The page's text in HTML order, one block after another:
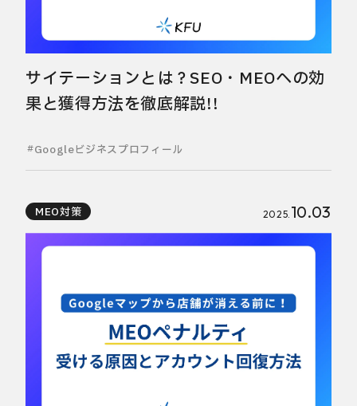
サイテーションとは？SEO・MEOへの効
果と獲得方法を徹底解説!!
Googleビジネスプロフィール
MEO対策 2025. 10.03